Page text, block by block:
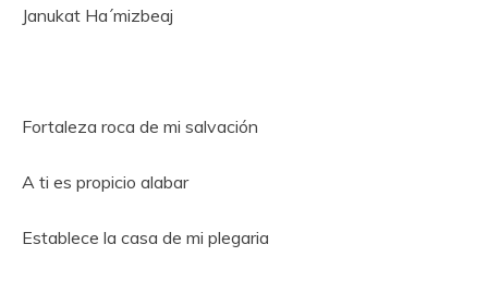
Janukat Ha´mizbeaj
Fortaleza roca de mi salvación
A ti es propicio alabar
Establece la casa de mi plegaria